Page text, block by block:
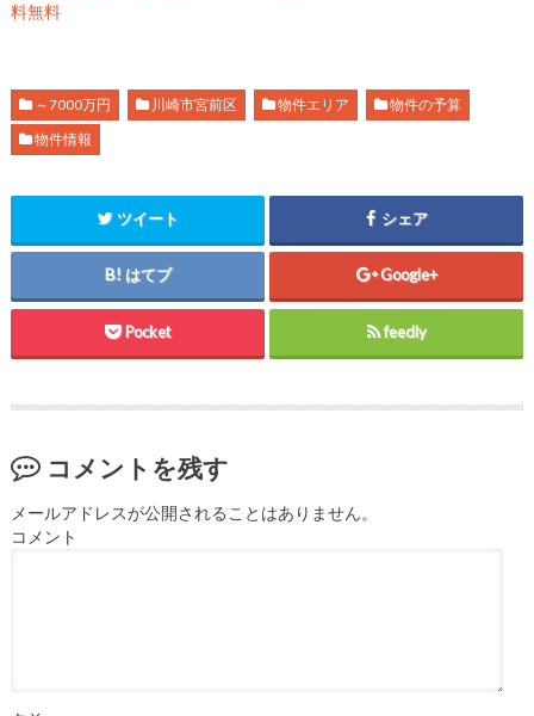
料無料
～7000万円 川崎市宮前区 物件エリア
物件の予算
物件情報
ツイート シェア
はてブ Google+
Pocket feedly
コメントを残す
メールアドレスが公開されることはありません。
コメント